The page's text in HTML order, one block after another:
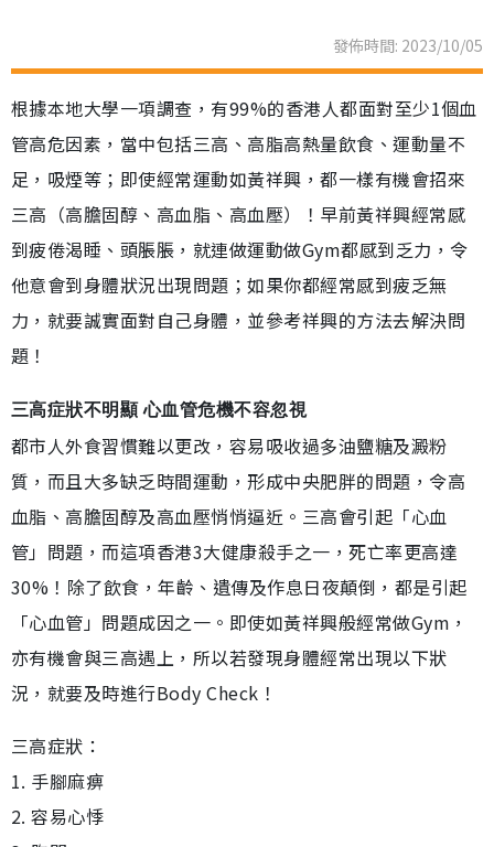
發佈時間: 2023/10/05
根據本地大學一項調查，有99%的香港人都面對至少1個血
管高危因素，當中包括三高、高脂高熱量飲食、運動量不
足，吸煙等；即使經常運動如黃祥興，都一樣有機會招來
三高（高膽固醇、高血脂、高血壓）！早前黃祥興經常感
到疲倦渴睡、頭脹脹，就連做運動做Gym都感到乏力，令
他意會到身體狀況出現問題；如果你都經常感到疲乏無
力，就要誠實面對自己身體，並參考祥興的方法去解決問
題！
三高症狀不明顯 心血管危機不容忽視
都市人外食習慣難以更改，容易吸收過多油鹽糖及澱粉
質，而且大多缺乏時間運動，形成中央肥胖的問題，令高
血脂、高膽固醇及高血壓悄悄逼近。三高會引起「心血
管」問題，而這項香港3大健康殺手之一，死亡率更高達
30%！除了飲食，年齡、遺傳及作息日夜顛倒，都是引起
「心血管」問題成因之一。即使如黃祥興般經常做Gym，
亦有機會與三高遇上，所以若發現身體經常出現以下狀
況，就要及時進行Body Check！
三高症狀：
1. 手腳麻痹
2. 容易心悸